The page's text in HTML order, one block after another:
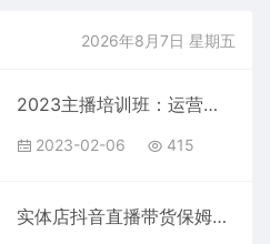
2026年8月7日 星期五
2023主播培训班：运营主播话术/起号进阶能力提升(无水印)
2023-02-06 415
实体店抖音直播带货保姆级起号课，海洋兄弟实体创业军师带你​实战起号